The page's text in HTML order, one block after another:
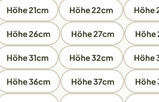
Höhe 21cm Höhe 22cm Höhe
Höhe 26cm Höhe 27cm Höhe
Höhe 31cm Höhe 32cm Höhe
Höhe 36cm Höhe 37cm Höhe